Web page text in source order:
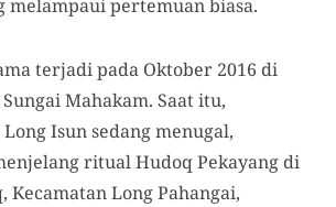
melampaui pertemuan biasa.
terjadi pada Oktober 2016 di
Mahakam. Saat itu,
Isun sedang menugal,
ritual Hudoq Pekayang di
Kecamatan Long Pahangai,